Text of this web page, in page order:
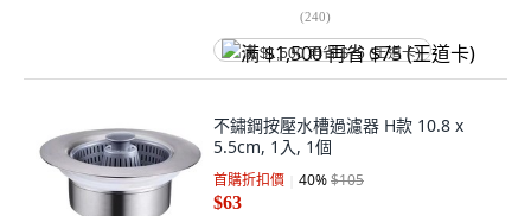
(240)
满 $1,500 再省 $75 (王道卡)
不鏽鋼按壓水槽過濾器 H款 10.8 x
5.5cm, 1入, 1個
首購折扣價 40%$105
$63